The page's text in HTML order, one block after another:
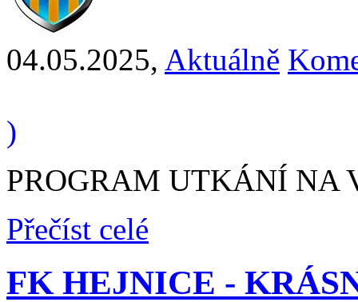
04.05.2025, Aktuálně
)
PROGRAM UTKÁNÍ NA
Přečíst celé
FK HEJNICE -